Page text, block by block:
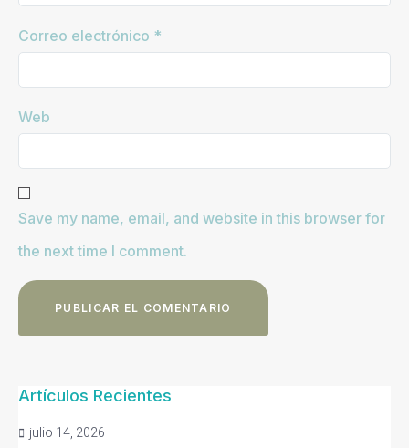
Correo electrónico *
Web
Save my name, email, and website in this browser for
the next time I comment.
Artículos Recientes
julio 14, 2026